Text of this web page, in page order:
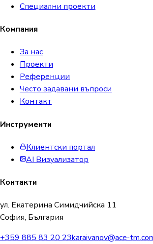
Специални проекти
Компания
За нас
Проекти
Референции
Често задавани въпроси
Контакт
Инструменти
Клиентски портал
AI Визуализатор
Контакти
ул. Екатерина Симидчийска 11
София, България
+359 885 83 20 23karaivanov@ace-